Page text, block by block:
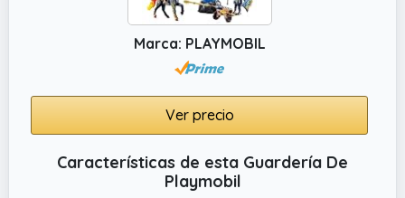
Marca: PLAYMOBIL
Ver precio
Características de esta Guardería De
Playmobil